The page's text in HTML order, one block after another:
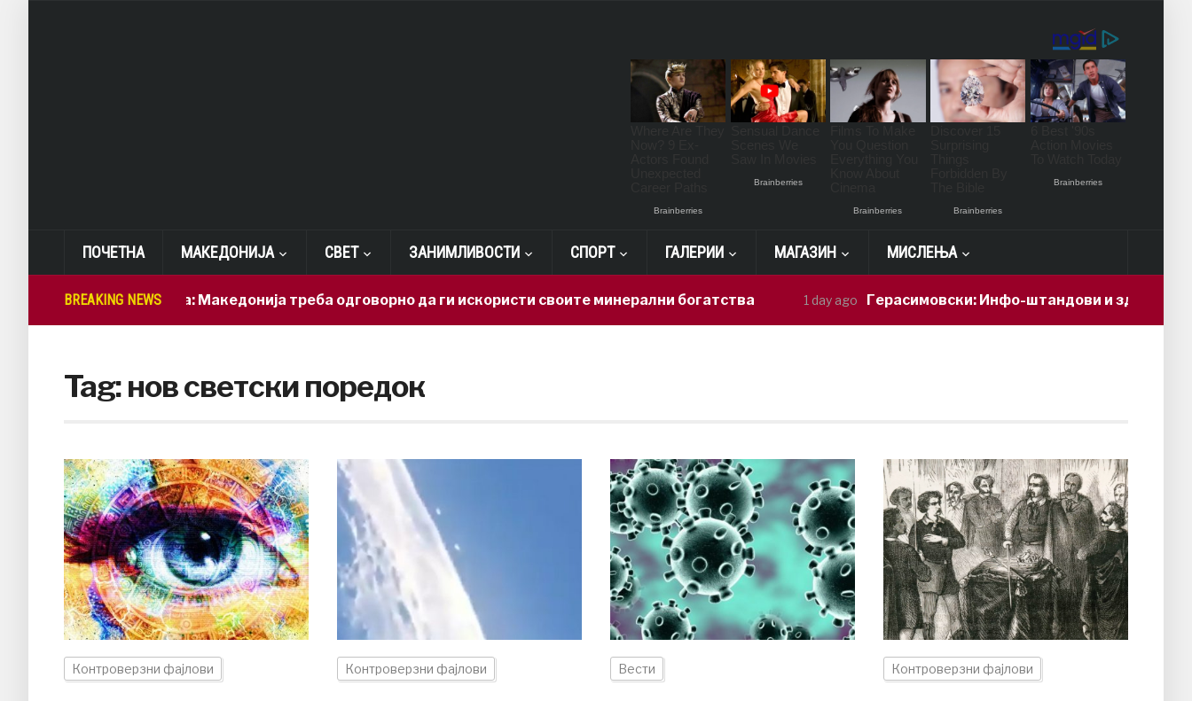
ПОЧЕТНА МАКЕДОНИЈА СВЕТ ЗАНИМЛИВОСТИ СПОРТ ГАЛЕРИИ МАГАЗИН МИСЛЕЊА
BREAKING NEWS
Лепиткова: Македонија треба одговорно да ги искористи своите минерални богатства 1 day ago Герасимовски: Инфо-штандови и здравствени
Tag:нов светски поредок
Контроверзни фајлови Контроверзни фајлови Вести Контроверзни фајлови